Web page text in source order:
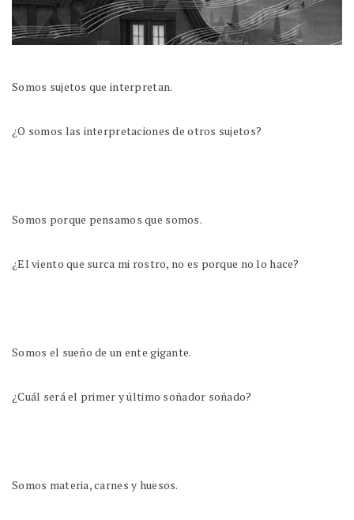
Somos sujetos que interpretan.
¿O somos las interpretaciones de otros sujetos?
Somos porque pensamos que somos.
¿El viento que surca mi rostro, no es porque no lo hace?
Somos el sueño de un ente gigante.
¿Cuál será el primer y último soñador soñado?
Somos materia, carnes y huesos.